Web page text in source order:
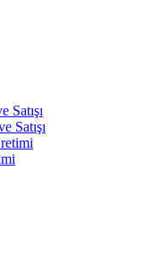
Satışı
Satışı